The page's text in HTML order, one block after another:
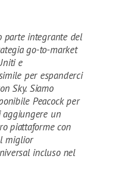
parte integrante del
go-to-market
e
per espanderci
Sky. Siamo
Peacock per
un
piattaforme con
miglior
incluso nel